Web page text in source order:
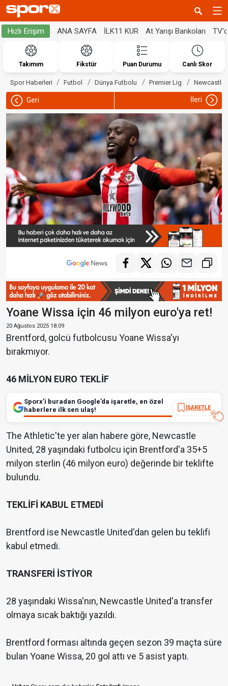
Hızlı Erişim ANA SAYFA İLK11 KUR At Yarışı Bankoları
Takımım Fikstür Puan Durumu Canlı Skor
Spor Haberleri Futbol Dünya Futbolu Premier Lig Newcastle
Geri İleri
Yoane Wissa için 46 milyon euro'ya ret!
20 Ağustos 2025 18:09
Brentford, golcü futbolcusu Yoane Wissa'yı
bırakmıyor.
46 MİLYON EURO TEKLİF
Sporx’i buradan Google’da işaretle, en özel
haberlere ilk sen ulaş!
İŞARETLE
The Athletic'te yer alan habere göre, Newcastle
United, 28 yaşındaki futbolcu için Brentford'a 35+5
milyon sterlin (46 milyon euro) değerinde bir teklifte
bulundu.
TEKLİFİ KABUL ETMEDİ
Brentford ise Newcastle United'dan gelen bu teklifi
kabul etmedi.
TRANSFERİ İSTİYOR
28 yaşındaki Wissa'nın, Newcastle United'a transfer
olmaya sıcak baktığı yazıldı.
Brentford forması altında geçen sezon 39 maçta süre
bulan Yoane Wissa, 20 gol attı ve 5 asist yaptı.